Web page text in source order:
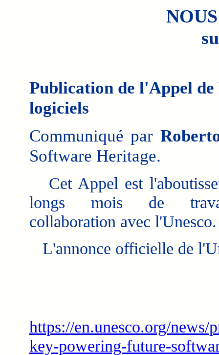
Publication de l'Appel de
logiciels
Communiqué par
Software Heritage.
Cet Appel est
longs mois de
collaboration avec l'Unesco.
L'annonce officielle de
https://en.unesco.org/news/
key-powering-future-